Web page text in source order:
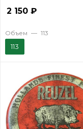
2 150 ₽
Объем — 113
113